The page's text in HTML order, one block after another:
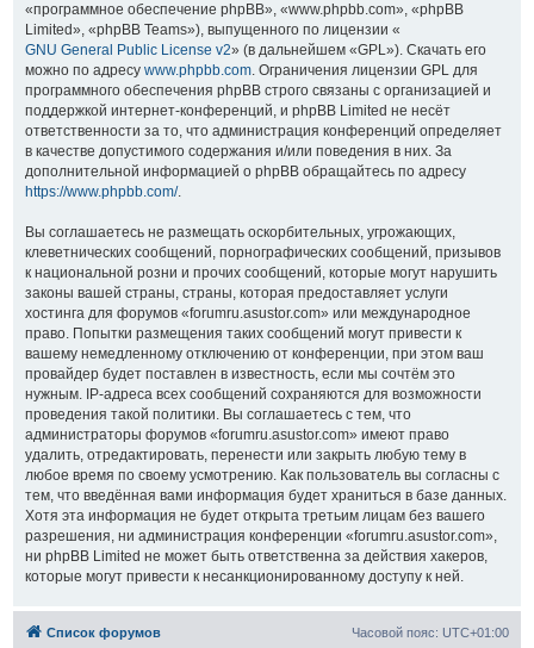
«программное обеспечение phpBB», «www.phpbb.com», «phpBB
Limited», «phpBB Teams»), выпущенного по лицензии «
GNU General Public License v2» (в дальнейшем «GPL»). Скачать его
можно по адресу www.phpbb.com. Ограничения лицензии GPL для
программного обеспечения phpBB строго связаны с организацией и
поддержкой интернет-конференций, и phpBB Limited не несёт
ответственности за то, что администрация конференций определяет
в качестве допустимого содержания и/или поведения в них. За
дополнительной информацией о phpBB обращайтесь по адресу
https://www.phpbb.com/.
Вы соглашаетесь не размещать оскорбительных, угрожающих,
клеветнических сообщений, порнографических сообщений, призывов
к национальной розни и прочих сообщений, которые могут нарушить
законы вашей страны, страны, которая предоставляет услуги
хостинга для форумов «forumru.asustor.com» или международное
право. Попытки размещения таких сообщений могут привести к
вашему немедленному отключению от конференции, при этом ваш
провайдер будет поставлен в известность, если мы сочтём это
нужным. IP-адреса всех сообщений сохраняются для возможности
проведения такой политики. Вы соглашаетесь с тем, что
администраторы форумов «forumru.asustor.com» имеют право
удалить, отредактировать, перенести или закрыть любую тему в
любое время по своему усмотрению. Как пользователь вы согласны с
тем, что введённая вами информация будет храниться в базе данных.
Хотя эта информация не будет открыта третьим лицам без вашего
разрешения, ни администрация конференции «forumru.asustor.com»,
ни phpBB Limited не может быть ответственна за действия хакеров,
которые могут привести к несанкционированному доступу к ней.
Список форумов Часовой пояс: UTC+01:00